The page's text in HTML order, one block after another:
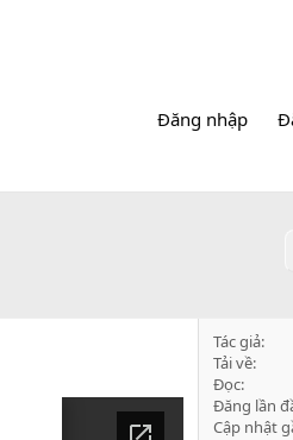
Đăng nhập
Tác giả
Tải về
Đọc
Đăng lần
Cập nhật